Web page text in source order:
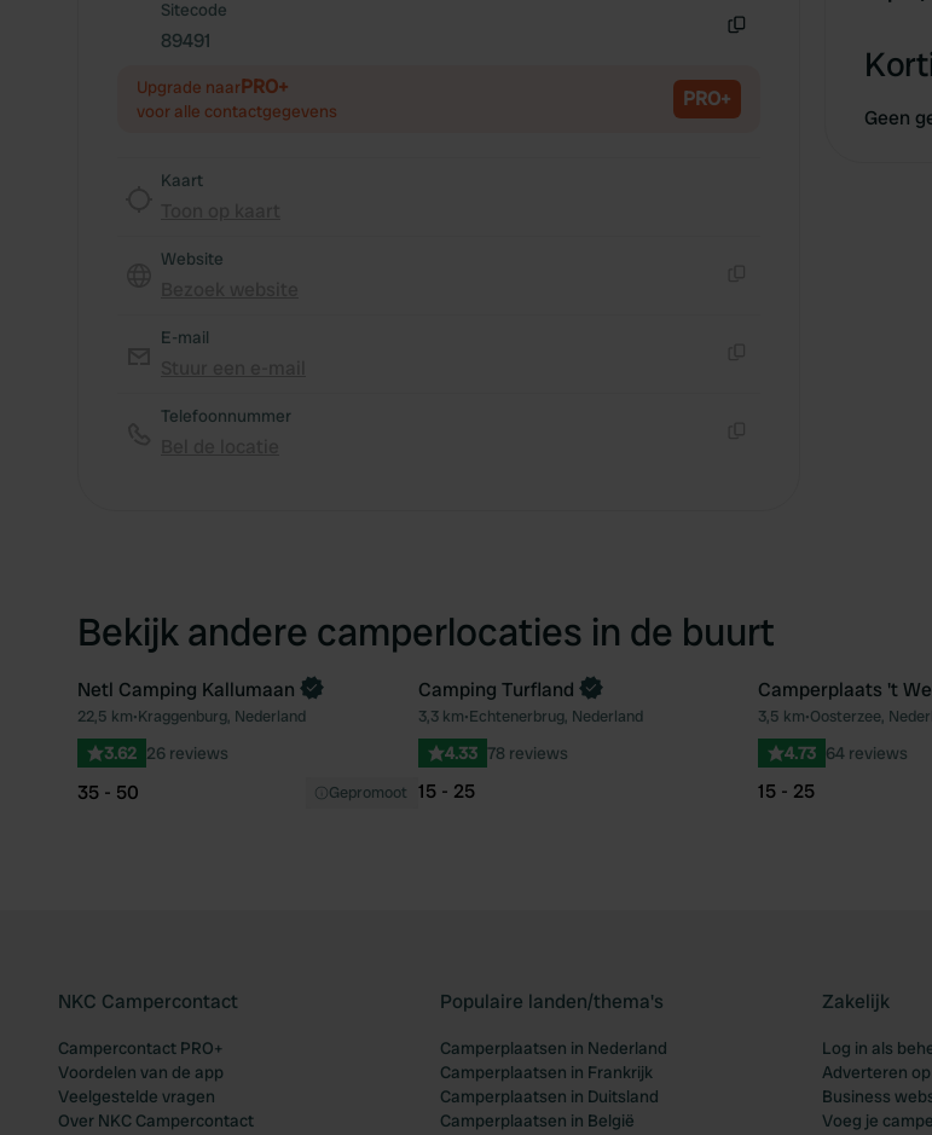
Sitecode
89491
Upgrade naarPRO+
voor alle contactgegevens PRO+
Kaart
Website
E-mail
Telefoonnummer
Geen
Bekijk andere camperlocaties in de buurt
Favoriet
Boek direct
Netl Camping Kallumaan
22,5 km•Kraggenburg, Nederland
3.62 26 reviews
35 - 50 Gepromoot
Favoriet
Camping Turfland
3,3 km•Echtenerbrug, Nederland
4.33 78 reviews
15 - 25
Camperplaats 't
3,5 km•Oosterzee,
4.73 64 reviews
15 - 25
NKC Campercontact
Campercontact PRO+
Voordelen van de app
Veelgestelde vragen
Over NKC Campercontact
Populaire landen/thema's
Camperplaatsen in Nederland
Camperplaatsen in Frankrijk
Camperplaatsen in Duitsland
Camperplaatsen in België
Zakelijk
Log in als
Adverteren
Business
Voeg je